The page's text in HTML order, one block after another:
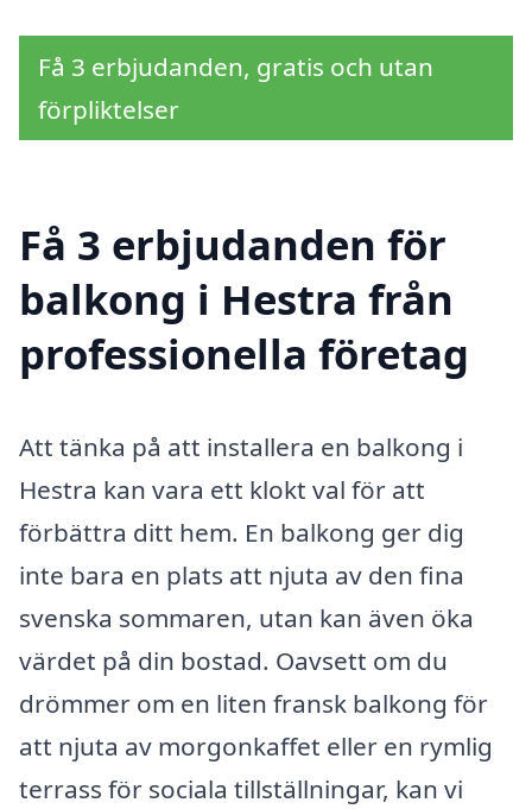
Få 3 erbjudanden, gratis och utan
förpliktelser
Få 3 erbjudanden för
balkong i Hestra från
professionella företag
Att tänka på att installera en balkong i
Hestra kan vara ett klokt val för att
förbättra ditt hem. En balkong ger dig
inte bara en plats att njuta av den fina
svenska sommaren, utan kan även öka
värdet på din bostad. Oavsett om du
drömmer om en liten fransk balkong för
att njuta av morgonkaffet eller en rymlig
terrass för sociala tillställningar, kan vi